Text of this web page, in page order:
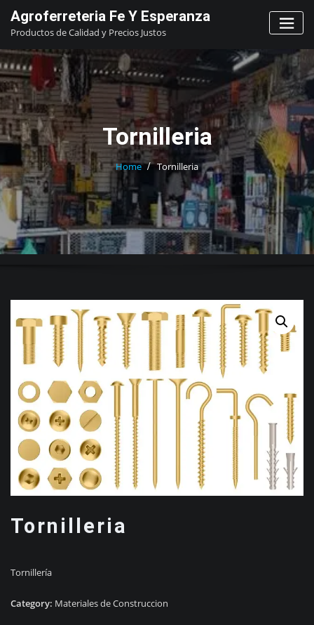
content
Agroferreteria Fe Y Esperanza
Productos de Calidad y Precios Justos
Tornilleria
Home Tornilleria
Tornilleria
Tornillería
Category: Materiales de Construccion